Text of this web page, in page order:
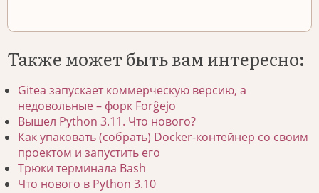
Также может быть вам интересно:
Gitea запускает коммерческую версию, а
недовольные – форк Forĝejo
Вышел Python 3.11. Что нового?
Как упаковать (собрать) Docker-контейнер со своим
проектом и запустить его
Трюки терминала Bash
Что нового в Python 3.10